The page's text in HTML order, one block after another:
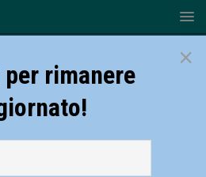
×
rimanere